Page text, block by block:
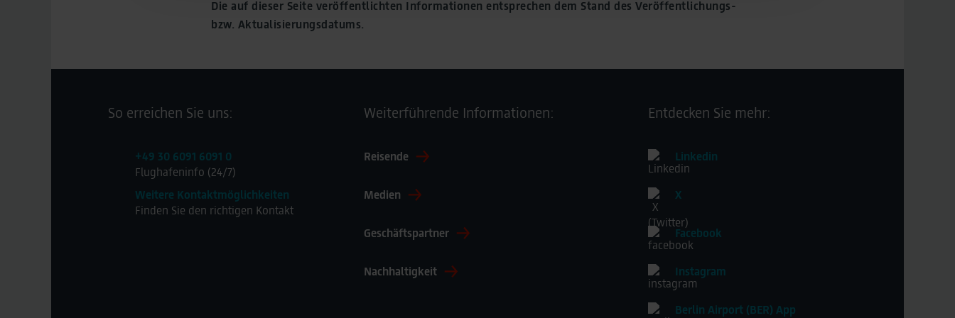
Die auf dieser Seite veröffentlichten Informationen entsprechen dem Stand des Veröffentlichungs-
bzw. Aktualisierungsdatums.
So erreichen Sie uns:
+49 30 6091 6091 0
Flughafeninfo (24/7)
Weitere Kontaktmöglichkeiten
Finden Sie den richtigen Kontakt
Weiterführende Informationen:
Reisende
Medien
Geschäftspartner
Nachhaltigkeit
Entdecken Sie mehr:
Linkedin
X
Facebook
Instagram
Berlin Airport (BER) App